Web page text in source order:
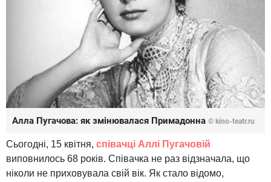
Алла Пугачова: як змінювалася Примадонна © kino-teatr.ru
Сьогодні, 15 квітня, співачці Аллі Пугачовій
виповнилось 68 років. Співачка не раз відзначала, що
ніколи не приховувала свій вік. Як стало відомо,